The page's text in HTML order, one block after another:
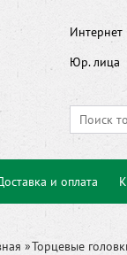
Интернет
Юр. лица
и оплата
»Торцевые